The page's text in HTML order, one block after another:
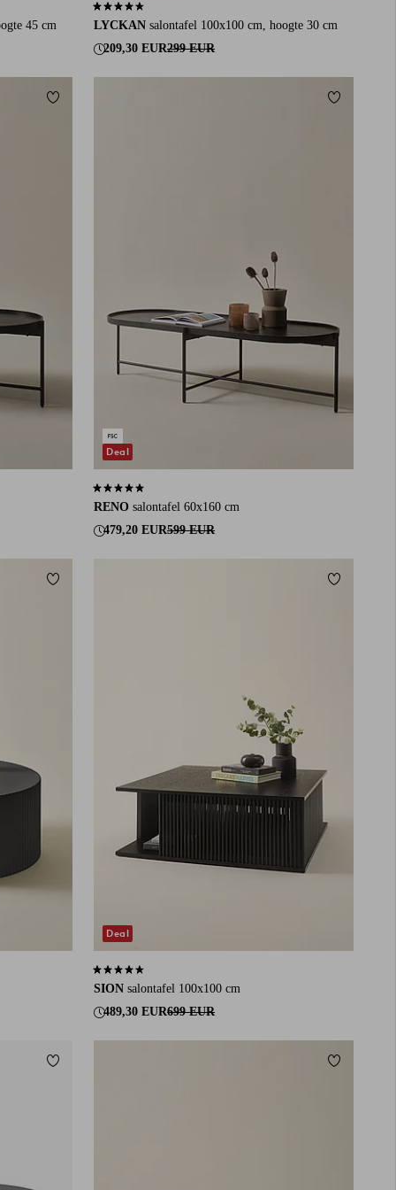
45 cm
LYCKAN salontafel 100x100 cm, hoogte 30 cm
209,30 EUR299 EUR
4,4 op basis van 13 beoordelingen
Toevoegen aan favorieten
RENO salontafel 60x160 cm
479,20 EUR599 EUR
5,0 op basis van 5 beoordelingen
Deal
Toevoegen
Toevoegen aan favorieten
SION salontafel 100x100 cm
489,30 EUR699 EUR
4,6 op basis van 12 beoordelingen
Deal
Toevoegen
Toevoegen aan favorieten Toevoegen